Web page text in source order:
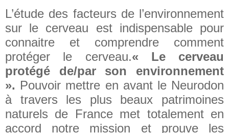
L’étude des facteurs de l’environnement
sur le cerveau est indispensable pour
connaitre et comprendre comment
protéger le cerveau.« Le cerveau
protégé de/par son environnement
». Pouvoir mettre en avant le Neurodon
à travers les plus beaux patrimoines
naturels de France met totalement en
accord notre mission et prouve les